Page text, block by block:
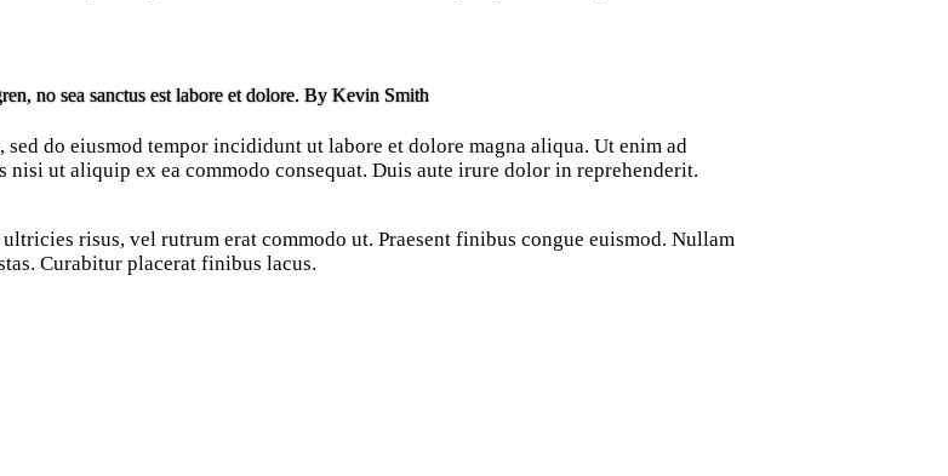
no sea sanctus est labore et dolore. By Kevin Smith
do eiusmod tempor incididunt ut labore et dolore magna aliqua. Ut enim ad
ut aliquip ex ea commodo consequat. Duis aute irure dolor in reprehenderit.
risus, vel rutrum erat commodo ut. Praesent finibus congue euismod. Nullam
Curabitur placerat finibus lacus.